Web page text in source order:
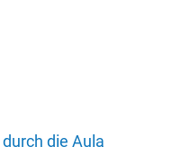
durch die Aula